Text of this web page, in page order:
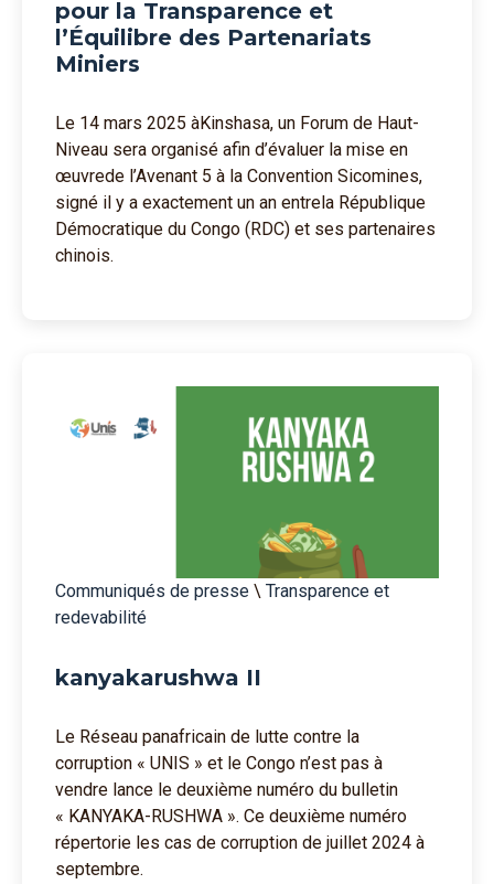
pour la Transparence et
l’Équilibre des Partenariats
Miniers
Le 14 mars 2025 àKinshasa, un Forum de Haut-
Niveau sera organisé afin d’évaluer la mise en
œuvrede l’Avenant 5 à la Convention Sicomines,
signé il y a exactement un an entrela République
Démocratique du Congo (RDC) et ses partenaires
chinois.
Communiqués de presse \ Transparence et
redevabilité
kanyakarushwa II
Le Réseau panafricain de lutte contre la
corruption « UNIS » et le Congo n’est pas à
vendre lance le deuxième numéro du bulletin
« KANYAKA-RUSHWA ». Ce deuxième numéro
répertorie les cas de corruption de juillet 2024 à
septembre.